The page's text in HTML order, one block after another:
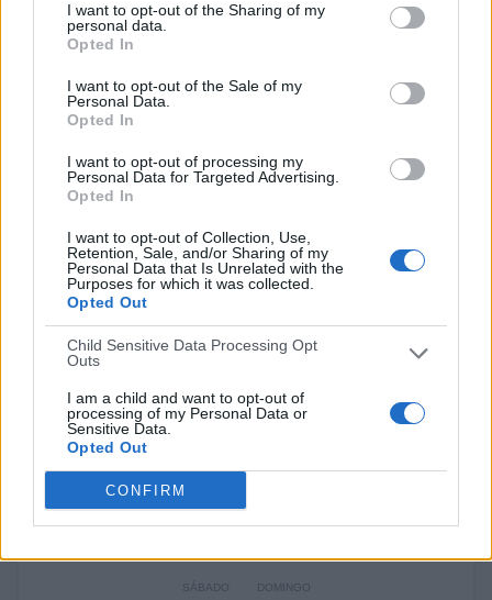
I want to opt-out of the Sharing of my
personal data.
Opted In
I want to opt-out of the Sale of my
Personal Data.
Opted In
I want to opt-out of processing my
Personal Data for Targeted Advertising.
Opted In
I want to opt-out of Collection, Use,
Retention, Sale, and/or Sharing of my
Personal Data that Is Unrelated with the
Purposes for which it was collected.
Opted Out
Child Sensitive Data Processing Opt
Outs
I am a child and want to opt-out of
processing of my Personal Data or
Sensitive Data.
Opted Out
CONFIRM
RIVALES
VS Real Madrid
TOTAL
COMPETICIONES
RANKING POR EQUIPOS
Real Madrid Academy
Ver ranking completo
RANKING POR COMPETICIONES
Campeonato Prebenjamin
Nº DE PARTIDOS POR DÍA DE LA SEMANA
LUNES
-
MARTES
- - - 1
SÁBADO DOMINGO